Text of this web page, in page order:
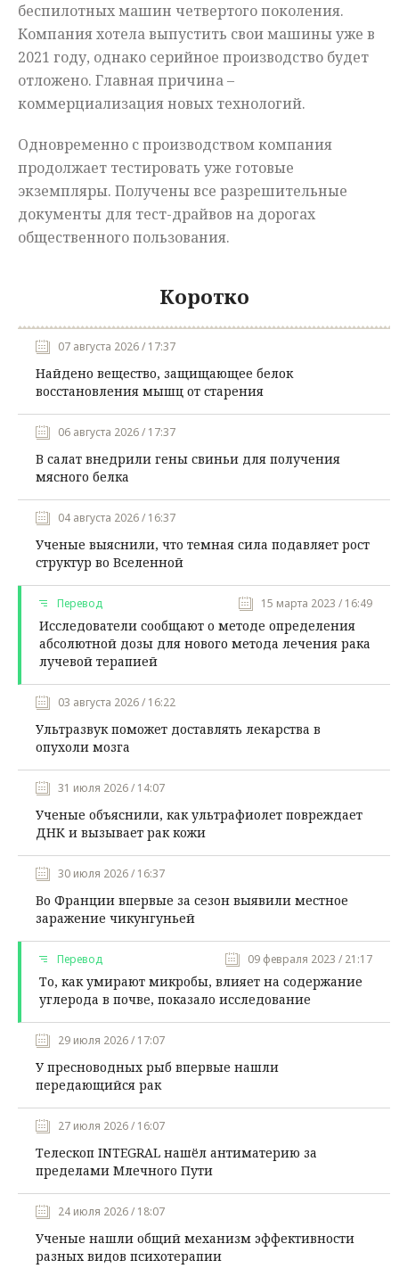
беспилотных машин четвертого поколения.
Компания хотела выпустить свои машины уже в
2021 году, однако серийное производство будет
отложено. Главная причина –
коммерциализация новых технологий.
Одновременно с производством компания
продолжает тестировать уже готовые
экземпляры. Получены все разрешительные
документы для тест-драйвов на дорогах
общественного пользования.
Коротко
07 августа 2026 / 17:37
Найдено вещество, защищающее белок
восстановления мышц от старения
06 августа 2026 / 17:37
В салат внедрили гены свиньи для получения
мясного белка
04 августа 2026 / 16:37
Ученые выяснили, что темная сила подавляет рост
структур во Вселенной
Перевод 15 марта 2023 / 16:49
Исследователи сообщают о методе определения
абсолютной дозы для нового метода лечения рака
лучевой терапией
03 августа 2026 / 16:22
Ультразвук поможет доставлять лекарства в
опухоли мозга
31 июля 2026 / 14:07
Ученые объяснили, как ультрафиолет повреждает
ДНК и вызывает рак кожи
30 июля 2026 / 16:37
Во Франции впервые за сезон выявили местное
заражение чикунгуньей
Перевод 09 февраля 2023 / 21:17
То, как умирают микробы, влияет на содержание
углерода в почве, показало исследование
29 июля 2026 / 17:07
У пресноводных рыб впервые нашли
передающийся рак
27 июля 2026 / 16:07
Телескоп INTEGRAL нашёл антиматерию за
пределами Млечного Пути
24 июля 2026 / 18:07
Ученые нашли общий механизм эффективности
разных видов психотерапии